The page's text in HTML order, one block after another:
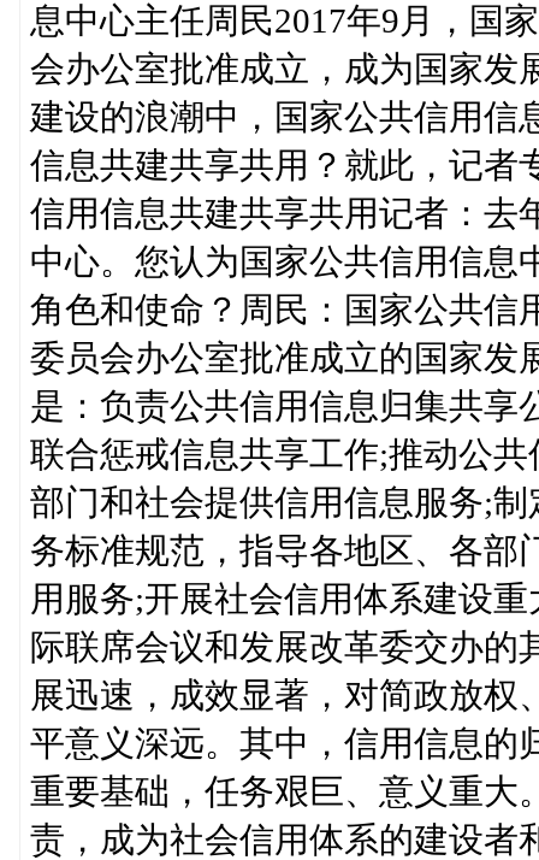
息中心主任周民2017年9月，国
会办公室批准成立，成为国家发
建设的浪潮中，国家公共信用信
信息共建共享共用？就此，记者
信用信息共建共享共用记者：去
中心。您认为国家公共信用信息
角色和使命？周民：国家公共信
委员会办公室批准成立的国家发
是：负责公共信用信息归集共享
联合惩戒信息共享工作;推动公
部门和社会提供信用信息服务;
务标准规范，指导各地区、各部
用服务;开展社会信用体系建设
际联席会议和发展改革委交办的
展迅速，成效显著，对简政放权
平意义深远。其中，信用信息的
重要基础，任务艰巨、意义重大
责，成为社会信用体系的建设者